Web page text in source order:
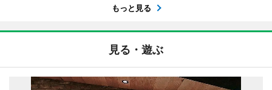
もっと見る
見る・遊ぶ